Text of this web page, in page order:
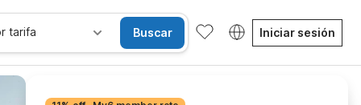
tarifa Buscar Iniciar sesión